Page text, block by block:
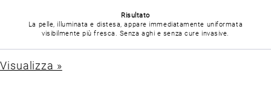
Risultato
La pelle, illuminata e distesa, appare immediatamente uniformata
visibilmente più fresca. Senza aghi e senza cure invasive.
Visualizza »